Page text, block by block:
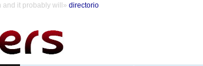
and it probably will» directorio